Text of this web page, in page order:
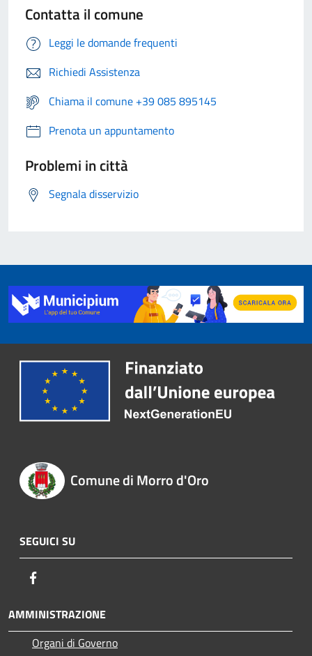
Contatta il comune
Leggi le domande frequenti
Richiedi Assistenza
Chiama il comune +39 085 895145
Prenota un appuntamento
Problemi in città
Segnala disservizio
Comune di Morro d'Oro
SEGUICI SU
AMMINISTRAZIONE
Organi di Governo